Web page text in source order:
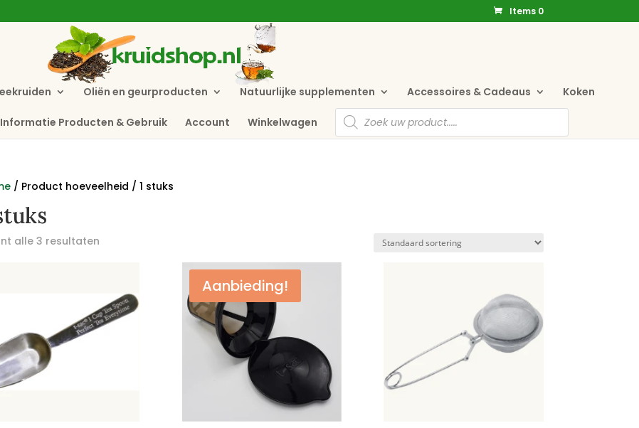
Items 0
Oliën en geurproducten Natuurlijke supplementen Accessoires & Cadeaus Koken
Informatie Producten & Gebruik Account Winkelwagen
Producten
zoeken
/ Product hoeveelheid / 1 stuks
alle 3 resultaten
Aanbieding!